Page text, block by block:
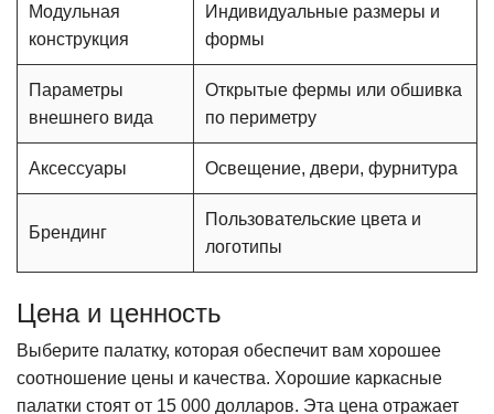
Модульная
конструкция
Индивидуальные размеры и
формы
Параметры
внешнего вида
Открытые фермы или обшивка
по периметру
Аксессуары Освещение, двери, фурнитура
Брендинг
Пользовательские цвета и
логотипы
Цена и ценность
Выберите палатку, которая обеспечит вам хорошее
соотношение цены и качества. Хорошие каркасные
палатки стоят от 15 000 долларов. Эта цена отражает